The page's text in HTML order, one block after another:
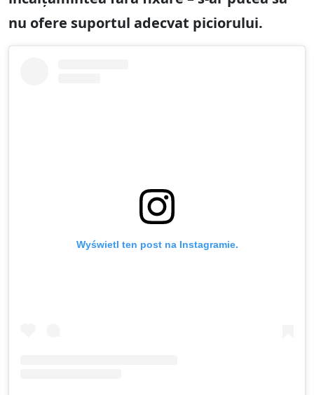
nu ofere suportul adecvat piciorului.
Wyświetl ten post na Instagramie.